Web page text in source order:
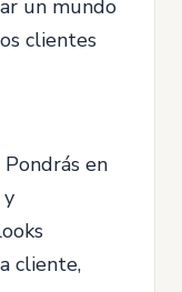
un mundo
clientes
Pondrás en
cliente,